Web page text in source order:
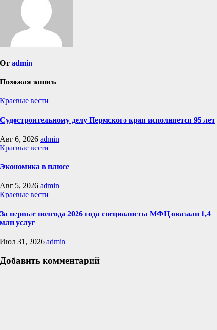
От admin
Похожая запись
Краевые вести
Судостроительному делу Пермского края исполняется 95 лет
Авг 6, 2026 admin
Краевые вести
Экономика в плюсе
Авг 5, 2026 admin
Краевые вести
За первые полгода 2026 года специалисты МФЦ оказали 1,4
млн услуг
Июл 31, 2026 admin
Добавить комментарий